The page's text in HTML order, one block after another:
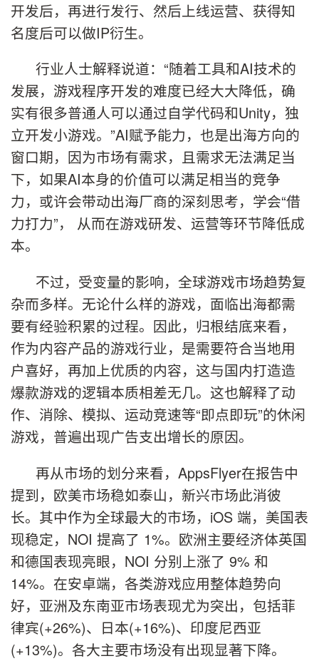
开发后，再进行发行、然后上线运营、获得知
名度后可以做IP衍生。
行业人士解释说道：“随着工具和AI技术的
发展，游戏程序开发的难度已经大大降低，确
实有很多普通人可以通过自学代码和Unity，独
立开发小游戏。”AI赋予能力，也是出海方向的
窗口期，因为市场有需求，且需求无法满足当
下，如果AI本身的价值可以满足相当的竞争
力，或许会带动出海厂商的深刻思考，学会“借
力打力”， 从而在游戏研发、运营等环节降低成
本。
不过，受变量的影响，全球游戏市场趋势复
杂而多样。无论什么样的游戏，面临出海都需
要有经验积累的过程。因此，归根结底来看，
作为内容产品的游戏行业，是需要符合当地用
户喜好，再加上优质的内容，这与国内打造造
爆款游戏的逻辑本质相差无几。这也解释了动
作、消除、模拟、运动竞速等“即点即玩”的休闲
游戏，普遍出现广告支出增长的原因。
再从市场的划分来看，AppsFlyer在报告中
提到，欧美市场稳如泰山，新兴市场此消彼
长。其中作为全球最大的市场，iOS 端，美国表
现稳定，NOI 提高了 1%。欧洲主要经济体英国
和德国表现亮眼，NOI 分别上涨了 9% 和
14%。在安卓端，各类游戏应用整体趋势向
好，亚洲及东南亚市场表现尤为突出，包括菲
律宾(+26%)、日本(+16%)、印度尼西亚
(+13%)。各大主要市场没有出现显著下降。